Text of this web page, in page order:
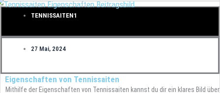
TENNISSAITEN1
27 Mai, 2024
Eigenschaften von Tennissaiten
Mithilfe der Eigenschaften von Tennissaiten kannst du dir ein klares Bild über